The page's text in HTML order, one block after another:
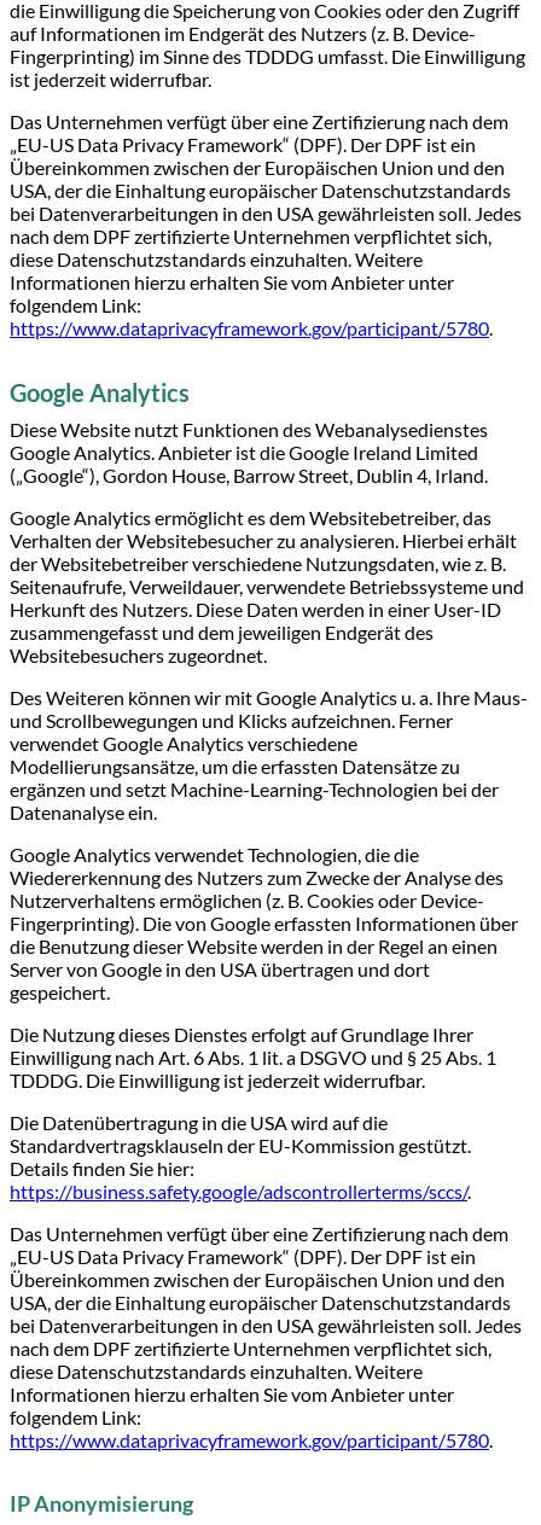
die Einwilligung die Speicherung von Cookies oder den Zugriff
auf Informationen im Endgerät des Nutzers (z. B. Device-
Fingerprinting) im Sinne des TDDDG umfasst. Die Einwilligung
ist jederzeit widerrufbar.
Das Unternehmen verfügt über eine Zertifizierung nach dem
„EU-US Data Privacy Framework“ (DPF). Der DPF ist ein
Übereinkommen zwischen der Europäischen Union und den
USA, der die Einhaltung europäischer Datenschutzstandards
bei Datenverarbeitungen in den USA gewährleisten soll. Jedes
nach dem DPF zertifizierte Unternehmen verpflichtet sich,
diese Datenschutzstandards einzuhalten. Weitere
Informationen hierzu erhalten Sie vom Anbieter unter
folgendem Link:
https://www.dataprivacyframework.gov/participant/5780.
Google Analytics
Diese Website nutzt Funktionen des Webanalysedienstes
Google Analytics. Anbieter ist die Google Ireland Limited
(„Google“), Gordon House, Barrow Street, Dublin 4, Irland.
Google Analytics ermöglicht es dem Websitebetreiber, das
Verhalten der Websitebesucher zu analysieren. Hierbei erhält
der Websitebetreiber verschiedene Nutzungsdaten, wie z. B.
Seitenaufrufe, Verweildauer, verwendete Betriebssysteme und
Herkunft des Nutzers. Diese Daten werden in einer User-ID
zusammengefasst und dem jeweiligen Endgerät des
Websitebesuchers zugeordnet.
Des Weiteren können wir mit Google Analytics u. a. Ihre Maus-
und Scrollbewegungen und Klicks aufzeichnen. Ferner
verwendet Google Analytics verschiedene
Modellierungsansätze, um die erfassten Datensätze zu
ergänzen und setzt Machine-Learning-Technologien bei der
Datenanalyse ein.
Google Analytics verwendet Technologien, die die
Wiedererkennung des Nutzers zum Zwecke der Analyse des
Nutzerverhaltens ermöglichen (z. B. Cookies oder Device-
Fingerprinting). Die von Google erfassten Informationen über
die Benutzung dieser Website werden in der Regel an einen
Server von Google in den USA übertragen und dort
gespeichert.
Die Nutzung dieses Dienstes erfolgt auf Grundlage Ihrer
Einwilligung nach Art. 6 Abs. 1 lit. a DSGVO und § 25 Abs. 1
TDDDG. Die Einwilligung ist jederzeit widerrufbar.
Die Datenübertragung in die USA wird auf die
Standardvertragsklauseln der EU-Kommission gestützt.
Details finden Sie hier:
https://business.safety.google/adscontrollerterms/sccs/.
Das Unternehmen verfügt über eine Zertifizierung nach dem
„EU-US Data Privacy Framework“ (DPF). Der DPF ist ein
Übereinkommen zwischen der Europäischen Union und den
USA, der die Einhaltung europäischer Datenschutzstandards
bei Datenverarbeitungen in den USA gewährleisten soll. Jedes
nach dem DPF zertifizierte Unternehmen verpflichtet sich,
diese Datenschutzstandards einzuhalten. Weitere
Informationen hierzu erhalten Sie vom Anbieter unter
folgendem Link:
https://www.dataprivacyframework.gov/participant/5780.
IP Anonymisierung